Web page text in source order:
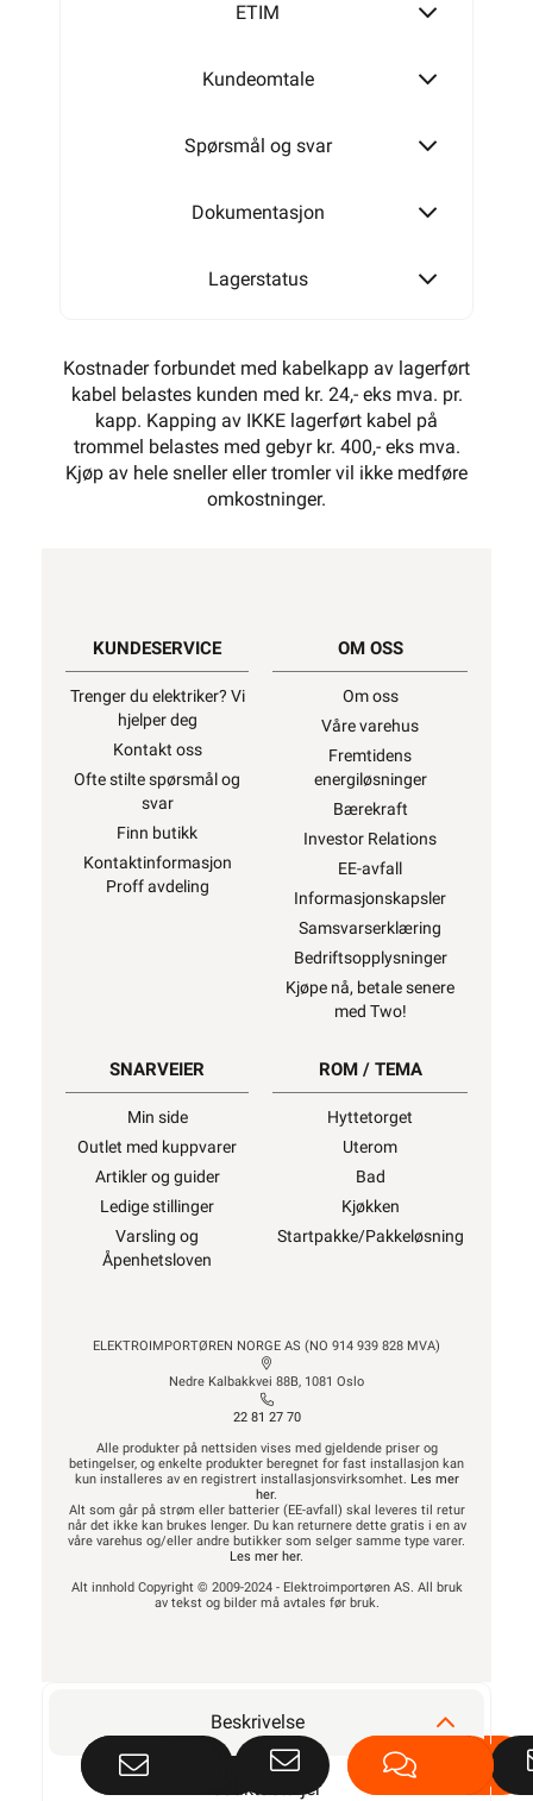
ETIM
Kundeomtale
Spørsmål og svar
Dokumentasjon
Lagerstatus
Kostnader forbundet med kabelkapp av lagerført
kabel belastes kunden med kr. 24,- eks mva. pr.
kapp. Kapping av IKKE lagerført kabel på
trommel belastes med gebyr kr. 400,- eks mva.
Kjøp av hele sneller eller tromler vil ikke medføre
omkostninger.
KUNDESERVICE
Trenger du elektriker? Vi
hjelper deg
Kontakt oss
Ofte stilte spørsmål og
svar
Finn butikk
Kontaktinformasjon
Proff avdeling
OM OSS
Om oss
Våre varehus
Fremtidens
energiløsninger
Bærekraft
Investor Relations
EE-avfall
Informasjonskapsler
Samsvarserklæring
Bedriftsopplysninger
Kjøpe nå, betale senere
med Two!
SNARVEIER
Min side
Outlet med kuppvarer
Artikler og guider
Ledige stillinger
Varsling og
Åpenhetsloven
ROM / TEMA
Hyttetorget
Uterom
Bad
Kjøkken
Startpakke/Pakkeløsning
ELEKTROIMPORTØREN NORGE AS (NO 914 939 828 MVA)
Nedre Kalbakkvei 88B, 1081 Oslo
22 81 27 70
Alle produkter på nettsiden vises med gjeldende priser og
betingelser, og enkelte produkter beregnet for fast installasjon kan
kun installeres av en registrert installasjonsvirksomhet. Les mer
her.
Alt som går på strøm eller batterier (EE-avfall) skal leveres til retur
når det ikke kan brukes lenger. Du kan returnere dette gratis i en av
våre varehus og/eller andre butikker som selger samme type varer.
Les mer her.
Alt innhold Copyright © 2009-2024 - Elektroimportøren AS. All bruk
av tekst og bilder må avtales før bruk.
Beskrivelse
Produktdetaljer